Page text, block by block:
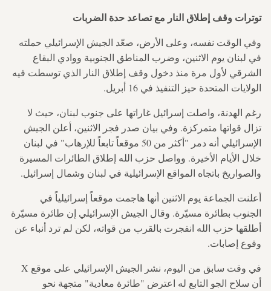
توترات وقف إطلاق النار مع تصاعد حدة الضربات
وفي الوقت نفسه، وعلى الأرض، صعّد الجيش الإسرائيلي حملته
في لبنان يوم الاثنين، وضرب المناطق الجنوبية ووادي البقاع
الشرقي لأول مرة منذ دخول وقف إطلاق النار الذي توسطت فيه
الولايات المتحدة حيز التنفيذ في 16 أبريل.
رغم الهدنة، واصلت إسرائيل غاراتها على جنوب لبنان، حيث لا
تزال قواتها متمركزة. وفي بيان صدر فجر الاثنين، أعلن الجيش
الإسرائيلي أنه دمر "أكثر من 50 موقعاً تابعاً للإرهاب" في لبنان
خلال الأيام الأخيرة. وواصل حزب الله إطلاق الطائرات المسيرة
والصواريخ باتجاه المواقع الإسرائيلية في لبنان وشمال إسرائيل.
أعلنت الجماعة يوم الاثنين أنها هاجمت موقعاً إسرائيلياً في
الجنوب بطائرة مسيّرة. وقال الجيش الإسرائيلي إن طائرة مسيّرة
أطلقها حزب الله انفجرت بالقرب من قواته، لكن لم ترد أنباء عن
وقوع إصابات.
في وقت سابق من اليوم، نشر الجيش الإسرائيلي على موقع X
أن سلاح الجو التابع له اعترض "طائرة معادية" متجهة نحو